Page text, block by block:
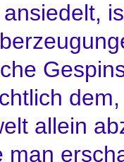
allein
man